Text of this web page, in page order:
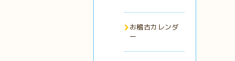
お稽古カレンダ
ー